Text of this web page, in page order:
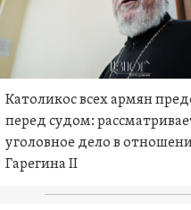
Католикос всех армян
перед судом:
уголовное дело в
Гарегина II